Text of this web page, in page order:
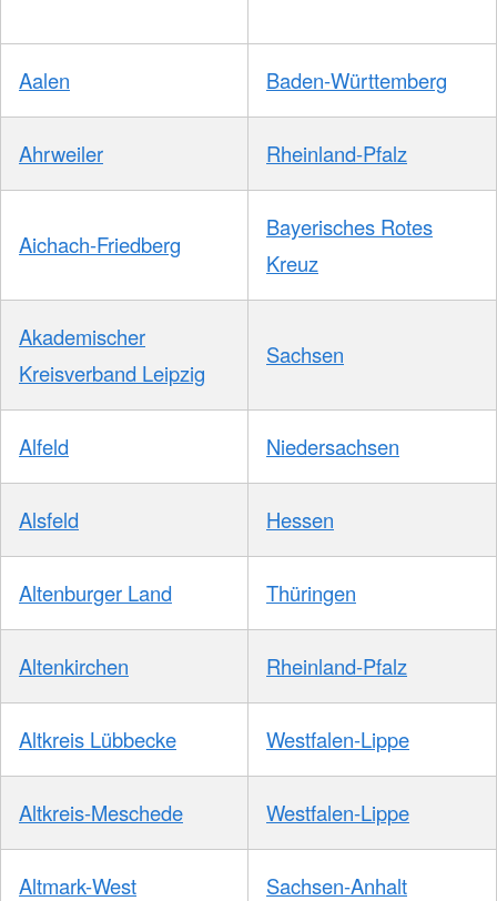
Aalen Baden-Württemberg
Ahrweiler Rheinland-Pfalz
Aichach-Friedberg
Bayerisches Rotes
Kreuz
Akademischer
Kreisverband Leipzig
Sachsen
Alfeld Niedersachsen
Alsfeld Hessen
Altenburger Land Thüringen
Altenkirchen Rheinland-Pfalz
Altkreis Lübbecke Westfalen-Lippe
Altkreis-Meschede Westfalen-Lippe
Altmark-West Sachsen-Anhalt